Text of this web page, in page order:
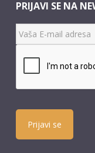
PRIJAVI SE NA
Prijavi se